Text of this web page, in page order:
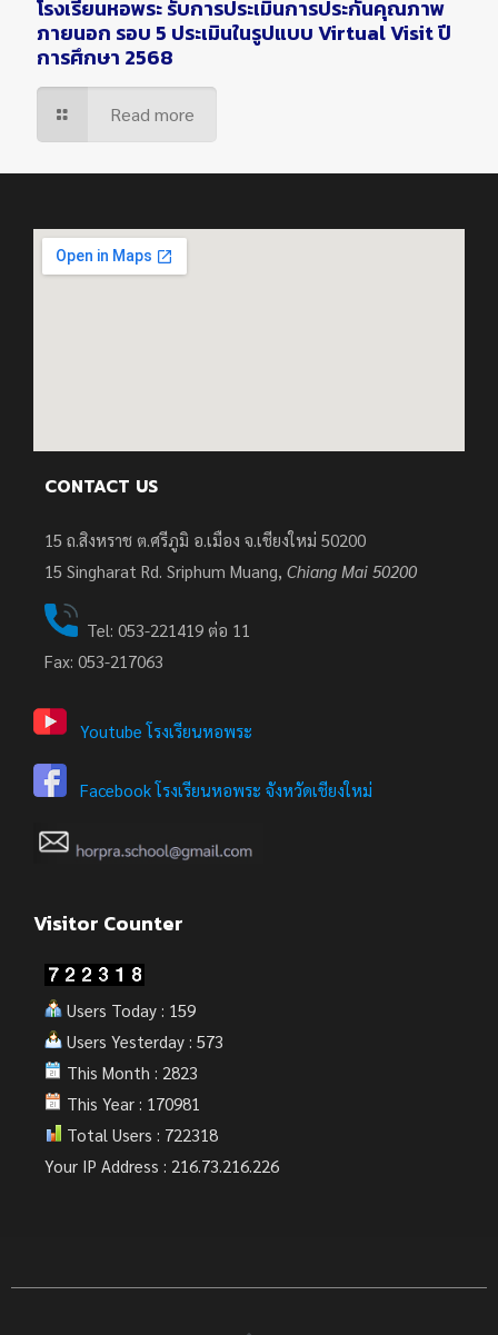
โรงเรียนหอพระ รับการประเมินการประกันคุณภาพ
ภายนอก รอบ 5 ประเมินในรูปแบบ Virtual Visit ปี
การศึกษา 2568
Read more
CONTACT US
15 ถ.สิงหราช ต.ศรีภูมิ อ.เมือง จ.เชียงใหม่ 50200
15 Singharat Rd. Sriphum Muang, Chiang Mai 50200
Tel: 053-221419 ต่อ 11
Fax: 053-217063
Youtube โรงเรียนหอพระ
Facebook โรงเรียนหอพระ จังหวัดเชียงใหม่
Visitor Counter
Users Today : 159
Users Yesterday : 573
This Month : 2823
This Year : 170981
Total Users : 722318
Your IP Address : 216.73.216.226